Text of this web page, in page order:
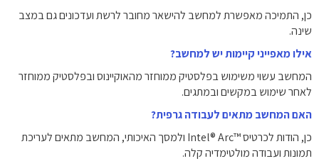
כן, התמיכה מאפשרת למחשב להישאר מחובר לרשת ועדכונים גם במצב
שינה.
אילו מאפייני קיימות יש למחשב?
המחשב עשוי משימוש בפלסטיק ממוחזר מהאוקיינוס ובפלסטיק ממוחזר
לאחר שימוש במקשים ובמתגים.
האם המחשב מתאים לעבודה גרפית?
כן, הודות לכרטיס Intel® Arc™‎ ולמסך האיכותי, המחשב מתאים לעריכת
תמונות ועבודה מולטימדיה קלה.